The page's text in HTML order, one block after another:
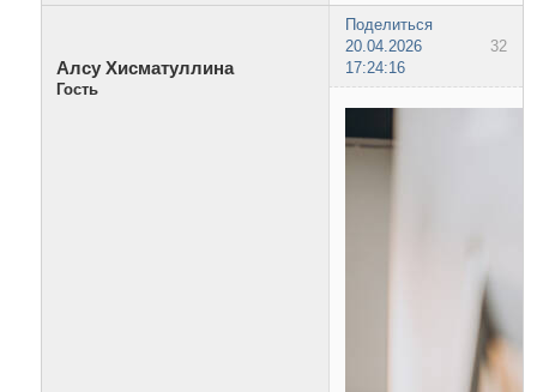
Поделиться
32
20.04.2026
17:24:16
Алсу Хисматуллина
Гость